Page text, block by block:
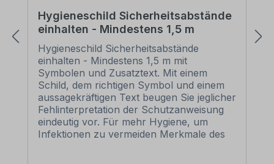
Hygieneschild Sicherheitsabstände
einhalten - Mindestens 1,5 m
Hygieneschild Sicherheitsabstände
einhalten - Mindestens 1,5 m mit
Symbolen und Zusatztext. Mit einem
Schild, dem richtigen Symbol und einem
aussagekräftigen Text beugen Sie jeglicher
Fehlinterpretation der Schutzanweisung
eindeutig vor. Für mehr Hygiene, um
Infektionen zu vermeiden Merkmale des